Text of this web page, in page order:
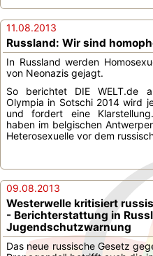
11.08.2013
Russland: Wir sind
In Russland werden
von Neonazis gejagt.
So berichtet DIE WELT.de
Olympia in Sotschi 2014 wird
und fordert eine
haben im belgischen
Heterosexuelle vor dem
09.08.2013
Westerwelle kritisiert
- Berichterstattung in
Jugendschutzwarnung
Das neue russische Gesetz